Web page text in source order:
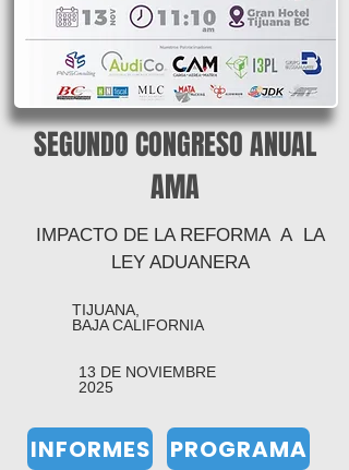
SEGUNDO CONGRESO ANUAL
AMA
IMPACTO DE LA REFORMA A LA
LEY ADUANERA
TIJUANA,
BAJA CALIFORNIA
13 DE NOVIEMBRE
2025
INFORMES PROGRAMA